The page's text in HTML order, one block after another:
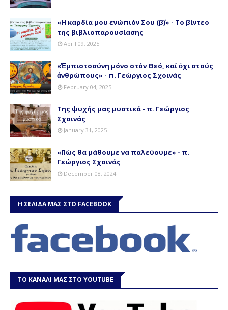
«Η καρδία μου ενώπιόν Σου (β΄)» - Το βίντεο
της βιβλιοπαρουσίασης
April 09, 2025
«Ἐμπιστοσύνη μόνο στόν Θεό, καί ὄχι στούς
ἀνθρώπους» - π. Γεώργιος Σχοινάς
February 04, 2025
Της ψυχής μας μυστικά - π. Γεώργιος
Σχοινάς
January 31, 2025
«Πώς θα μάθουμε να παλεύουμε» - π.
Γεώργιος Σχοινάς
December 08, 2024
Η ΣΕΛΙΔΑ ΜΑΣ ΣΤΟ FACEBOOK
ΤΟ ΚΑΝΑΛΙ ΜΑΣ ΣΤΟ YOUTUBE